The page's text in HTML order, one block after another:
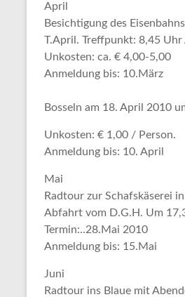
April
Besichtigung des
T.April. Treffpunkt: 8,45
Unkosten: ca. € 4,00-5,00
Anmeldung bis: 10.März
Bosseln am 18. April 2010
Unkosten: € 1,00 / Person.
Anmeldung bis: 10. April
Mai
Radtour zur Schafskäserei
Abfahrt vom D.G.H. Um
Termin:..28.Mai 2010
Anmeldung bis: 15.Mai
Juni
Radtour ins Blaue mit